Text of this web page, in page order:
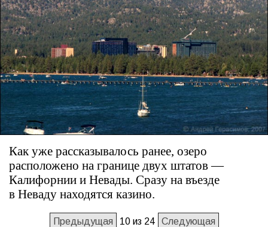
Как уже рассказывалось ранее, озеро
расположено на границе двух штатов —
Калифорнии и Невады. Сразу на въезде
в Неваду находятся казино.
Предыдущая 10 из 24 Следующая